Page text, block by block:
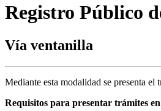
Registro Público
Vía ventanilla
Mediante esta modalidad se presenta
Requisitos para presentar trámites